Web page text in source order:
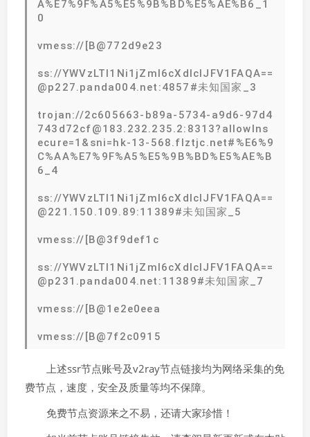
A%E7%9F%A5%E5%9B%BD%E5%AE%B6_1
0
vmess://[B@772d9e23
ss://YWVzLTI1Ni1jZmI6cXdlclJFV1FAQA==
@p227.panda004.net:4857#未知国家_3
trojan://2c605663-b89a-5734-a9d6-97d4
743d72cf@183.232.235.2:8313?allowIns
ecure=1&sni=hk-13-568.flztjc.net#%E6%9
C%AA%E7%9F%A5%E5%9B%BD%E5%AE%B
6_4
ss://YWVzLTI1Ni1jZmI6cXdlclJFV1FAQA==
@221.150.109.89:11389#未知国家_5
vmess://[B@3f9def1c
ss://YWVzLTI1Ni1jZmI6cXdlclJFV1FAQA==
@p231.panda004.net:11389#未知国家_7
vmess://[B@1e2e0eea
vmess://[B@7f2c0915
上述ssr节点账号及v2ray节点链接均为网络采集的免
费节点，速度，安全及质量等均不保障。
免费节点资源来之不易，还请大家珍惜！